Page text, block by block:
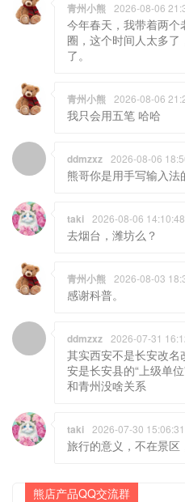
青州小熊 2026-08-06
今年春天，我带着两
圈，这个时间人太多
了。
青州小熊 2026-08-06
我只会用五笔 哈哈
ddmzxz 2026-08-06
熊哥你是用手写输入法
taki 2026-08-06 14:10:48
去烟台，潍坊么？
青州小熊 2026-08-03
感谢科普。
ddmzxz 2026-07-31
其实西安不是长安改
安是长安县的“上级单
和青州没啥关系
taki 2026-07-30 15:06:31
旅行的意义，不在景区
熊店产品QQ交流群